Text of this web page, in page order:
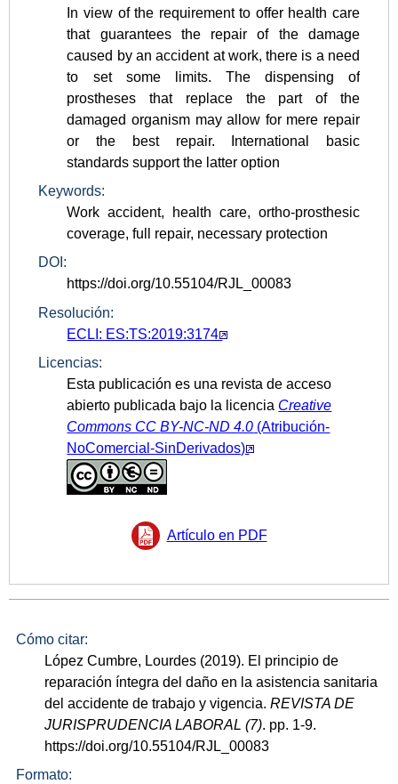
In view of the requirement to offer health care
that guarantees the repair of the damage
caused by an accident at work, there is a need
to set some limits. The dispensing of
prostheses that replace the part of the
damaged organism may allow for mere repair
or the best repair. International basic
standards support the latter option
Keywords:
Work accident, health care, ortho-prosthesic
coverage, full repair, necessary protection
DOI:
https://doi.org/10.55104/RJL_00083
Resolución:
ECLI: ES:TS:2019:3174
Licencias:
Esta publicación es una revista de acceso
abierto publicada bajo la licencia Creative
Commons CCBY-NC-ND 4.0 (Atribución-
NoComercial-SinDerivados)
Artículo en PDF
Cómo citar:
López Cumbre, Lourdes (2019). El principio de
reparación íntegra del daño en la asistencia sanitaria
del accidente de trabajo y vigencia.REVISTA DE
JURISPRUDENCIA LABORAL (7). pp. 1-9.
https://doi.org/10.55104/RJL_00083
Formato: